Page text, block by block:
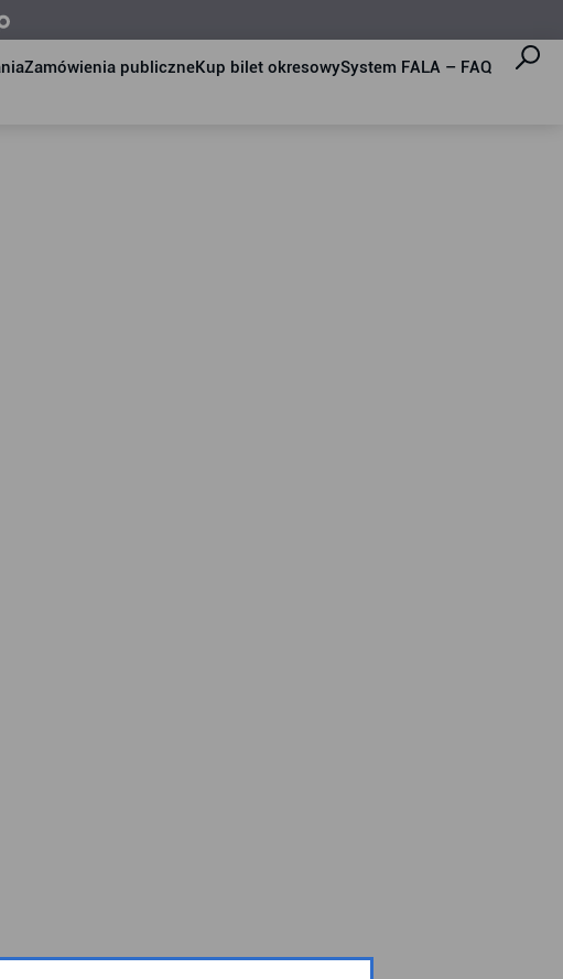
Zamówienia publiczneKup bilet okresowySystem FALA – FAQ